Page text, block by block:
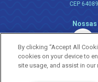
CEP
By clicking “Accept All
cookies on your device to
site usage, and assist in